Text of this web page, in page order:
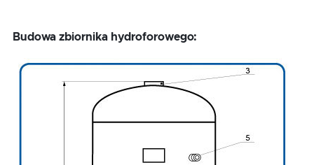
Budowa zbiornika hydroforowego: